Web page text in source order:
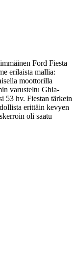
Ford Fiesta
erilaista mallia:
moottorilla
varusteltu Ghia-
53 hv. Fiestan tärkein
erittäin kevyen
oli saatu